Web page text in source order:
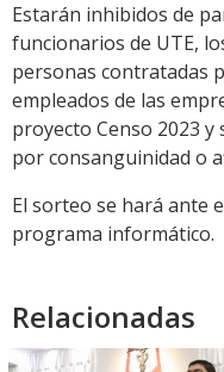
Estarán inhibidos de
funcionarios de UTE,
personas contratadas
empleados de las
proyecto Censo 2023
por consanguinidad o
El sorteo se hará ante
programa informático.
Relacionadas